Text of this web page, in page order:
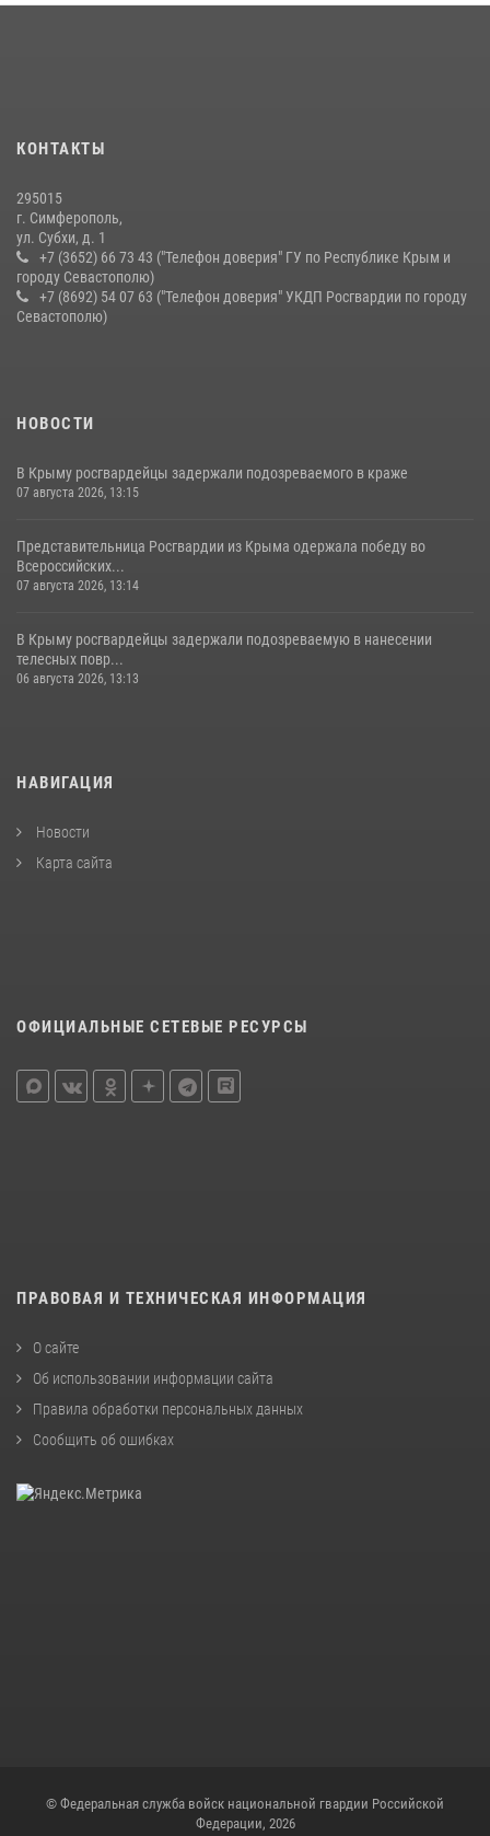
10 июля 2026, 15:10
КОНТАКТЫ
295015
г. Симферополь,
ул. Субхи, д. 1
+7 (3652) 66 73 43 ("Телефон доверия" ГУ по Республике Крым и
городу Севастополю)
+7 (8692) 54 07 63 ("Телефон доверия" УКДП Росгвардии по городу
Севастополю)
НОВОСТИ
В Крыму росгвардейцы задержали подозреваемого в краже
07 августа 2026, 13:15
Представительница Росгвардии из Крыма одержала победу во
Всероссийских...
07 августа 2026, 13:14
В Крыму росгвардейцы задержали подозреваемую в нанесении
телесных повр...
06 августа 2026, 13:13
НАВИГАЦИЯ
Новости
Карта сайта
ОФИЦИАЛЬНЫЕ СЕТЕВЫЕ РЕСУРСЫ
ПРАВОВАЯ И ТЕХНИЧЕСКАЯ ИНФОРМАЦИЯ
О сайте
Об использовании информации сайта
Правила обработки персональных данных
Сообщить об ошибках
© Федеральная служба войск национальной гвардии Российской
Федерации, 2026